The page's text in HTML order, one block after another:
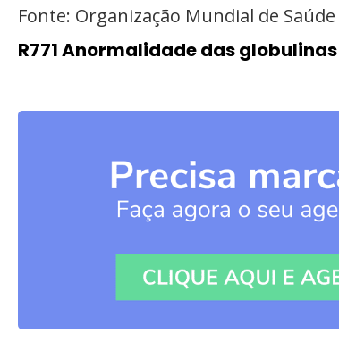
Fonte: Organização Mundial de Saúde
R771 Anormalidade das globulinas